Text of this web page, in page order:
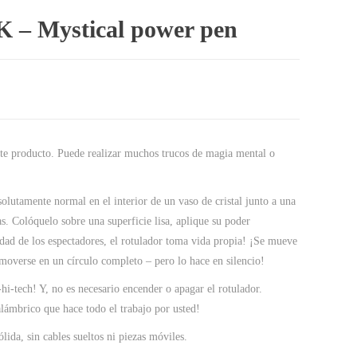
– Mystical power pen
producto. Puede realizar muchos trucos de magia mental o
normal en el interior de un vaso de cristal junto a una
Colóquelo sobre una superficie lisa, aplique su poder
de los espectadores, el rotulador toma vida propia! ¡Se mueve
en un círculo completo – pero lo hace en silencio!
tech! Y, no es necesario encender o apagar el rotulador.
que hace todo el trabajo por usted!
sin cables sueltos ni piezas móviles.